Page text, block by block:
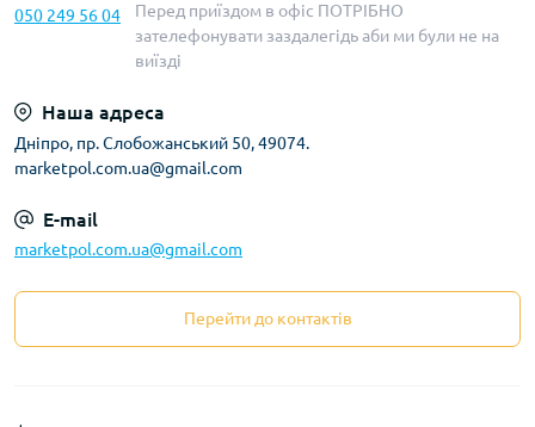
050 249 56 04
Перед приїздом в офіс ПОТРІБНО
зателефонувати заздалегідь аби ми були не на
виїзді
Наша адреса
Дніпро, пр. Слобожанський 50, 49074.
marketpol.com.ua@gmail.com
E-mail
marketpol.com.ua@gmail.com
Перейти до контактів